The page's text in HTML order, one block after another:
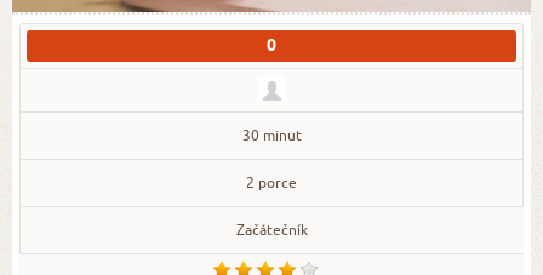
0
30 minut
2 porce
Začátečník